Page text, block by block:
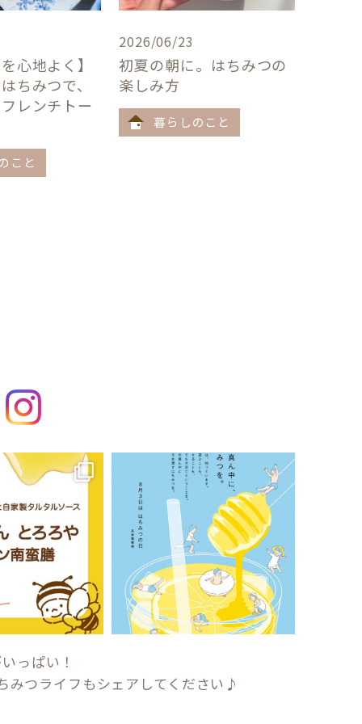
心地よく】
ちみつで、
レンチトー
こと
2026/06/23
初夏の朝に。はちみつの
楽しみ方
暮らしのこと
っぱい！
みつライフもシェアしてください♪